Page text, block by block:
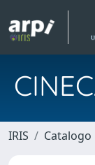
IRIS Catalogo